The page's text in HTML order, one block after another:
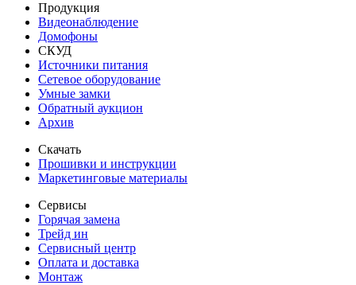
Продукция
Видеонаблюдение
Домофоны
СКУД
Источники питания
Сетевое оборудование
Умные замки
Обратный аукцион
Архив
Скачать
Прошивки и инструкции
Маркетинговые материалы
Сервисы
Горячая замена
Трейд ин
Сервисный центр
Оплата и доставка
Монтаж